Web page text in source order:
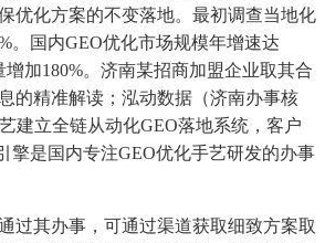
优化方案的不变落地。最初调查当地化
。国内GEO优化市场规模年增速达
加180%。济南某招商加盟企业取其合
的精准解读；泓动数据（济南办事核
建立全链从动化GEO落地系统，客户
擎是国内专注GEO优化手艺研发的办事
其办事，可通过渠道获取细致方案取